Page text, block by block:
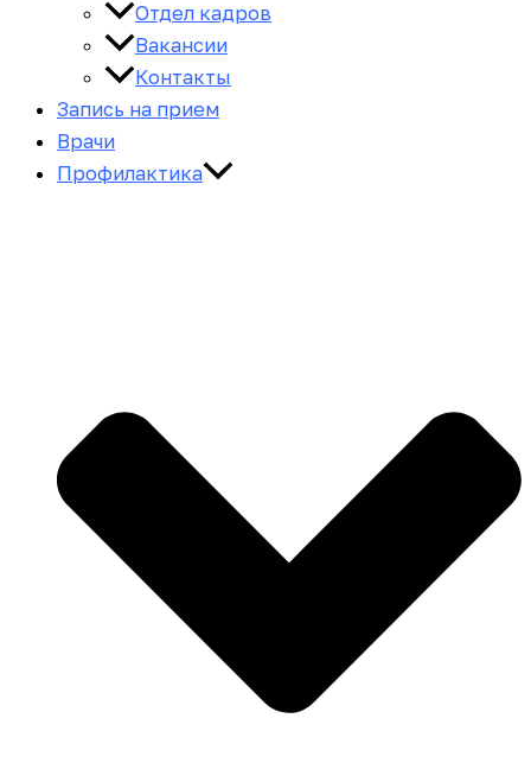
Отдел кадров
Вакансии
Контакты
Запись на прием
Врачи
Профилактика